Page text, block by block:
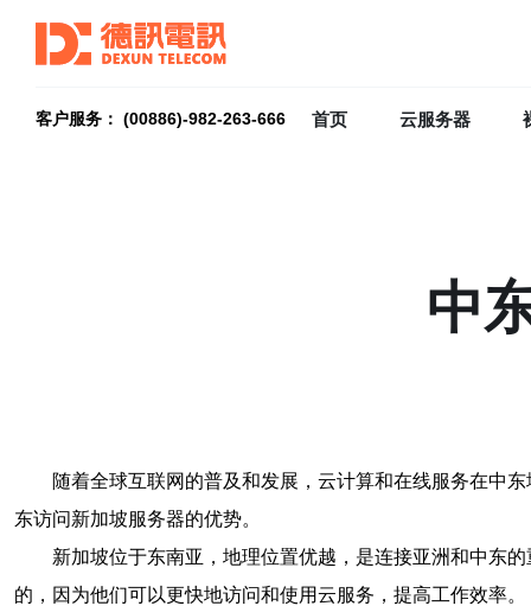
客户服务： (00886)-982-263-666 首页 云服务器
中
随着全球互联网的普及和发展，云计算和在线服务在中
东访问新加坡服务器的优势。
新加坡位于东南亚，地理位置优越，是连接亚洲和中东
的，因为他们可以更快地访问和使用云服务，提高工作效率。